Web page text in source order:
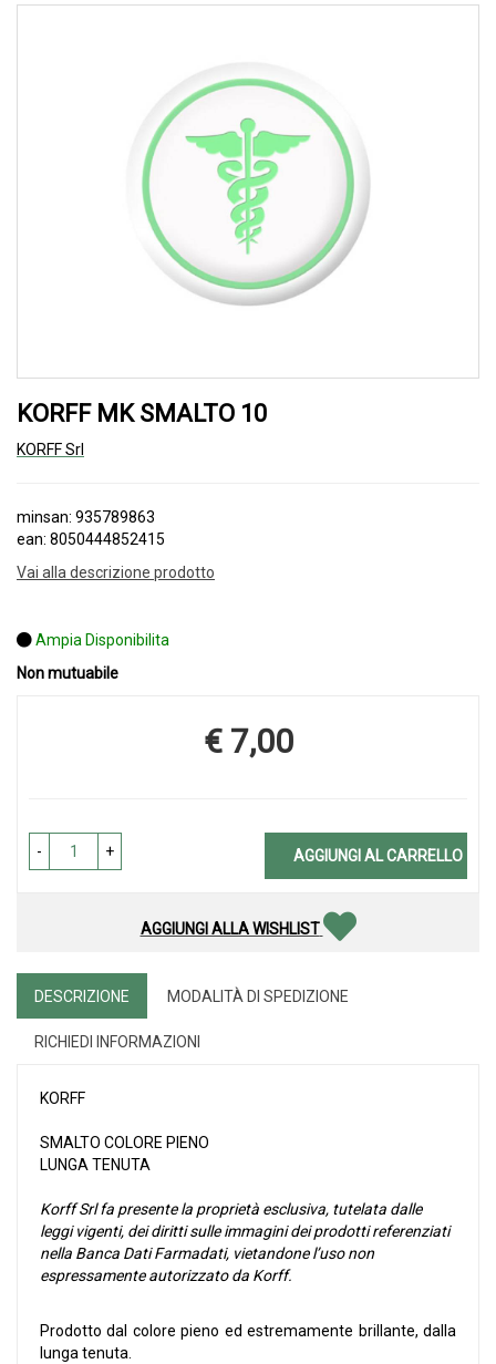
KORFF MK SMALTO 10
KORFF Srl
minsan: 935789863
ean: 8050444852415
Vai alla descrizione prodotto
Ampia Disponibilita
Non mutuabile
Prezzo
€ 7,00
- + AGGIUNGI AL CARRELLO
AGGIUNGI ALLA WISHLIST
DESCRIZIONE MODALITÀ DI SPEDIZIONE
RICHIEDI INFORMAZIONI
KORFF
SMALTO COLORE PIENO
LUNGA TENUTA
Korff Srl fa presente la proprietà esclusiva, tutelata dalle
leggi vigenti, dei diritti sulle immagini dei prodotti referenziati
nella Banca Dati Farmadati, vietandone l’uso non
espressamente autorizzato da Korff.
Prodotto dal colore pieno ed estremamente brillante, dalla
lunga tenuta.